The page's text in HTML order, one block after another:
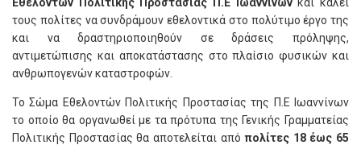
τους πολίτες να συνδράμουν εθελοντικά στο πολύτιμο έργο της
και να δραστηριοποιηθούν σε δράσεις πρόληψης,
αντιμετώπισης και αποκατάστασης στο πλαίσιο φυσικών και
ανθρωπογενών καταστροφών.
Το Σώμα Εθελοντών Πολιτικής Προστασίας της Π.Ε Ιωαννίνων
το οποίο θα οργανωθεί με τα πρότυπα της Γενικής Γραμματείας
Πολιτικής Προστασίας θα αποτελείται απόπολίτες 18 έως 65